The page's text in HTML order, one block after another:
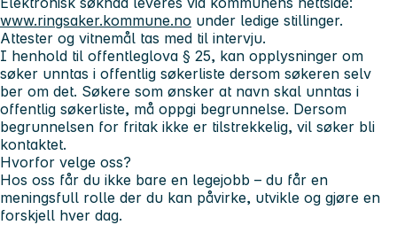
www.ringsaker.kommune.no under ledige stillinger.
Attester og vitnemål tas med til intervju.
I henhold til offentleglova § 25, kan opplysninger om
søker unntas i offentlig søkerliste dersom søkeren selv
ber om det. Søkere som ønsker at navn skal unntas i
offentlig søkerliste, må oppgi begrunnelse. Dersom
begrunnelsen for fritak ikke er tilstrekkelig, vil søker bli
kontaktet.
Hvorfor velge oss?
Hos oss får du ikke bare en legejobb – du får en
meningsfull rolle der du kan påvirke, utvikle og gjøre en
forskjell hver dag.